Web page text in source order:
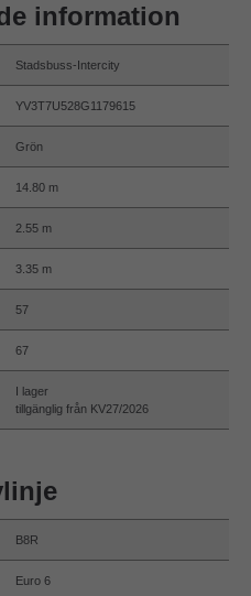
information
Stadsbuss-Intercity
YV3T7U528G1179615
Grön
14.80 m
2.55 m
3.35 m
57
67
I lager
tillgänglig från KV27/2026
B8R
Euro 6